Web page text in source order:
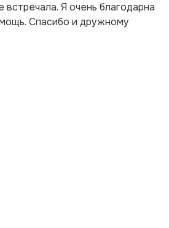
Я очень благодарна
Спасибо и дружному